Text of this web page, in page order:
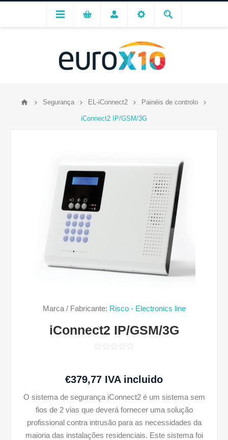
Segurança EL-iConnect2 Painéis de controlo
iConnect2 IP/GSM/3G
Marca / Fabricante: Risco - Electronics line
iConnect2 IP/GSM/3G
€379,77 IVA incluido
O sistema de segurança iConnect2 é um sistema sem
fios de 2 vias que deverá fornecer uma solução
profissional contra intrusão para as necessidades da
maioria das instalações residenciais. Este sistema foi